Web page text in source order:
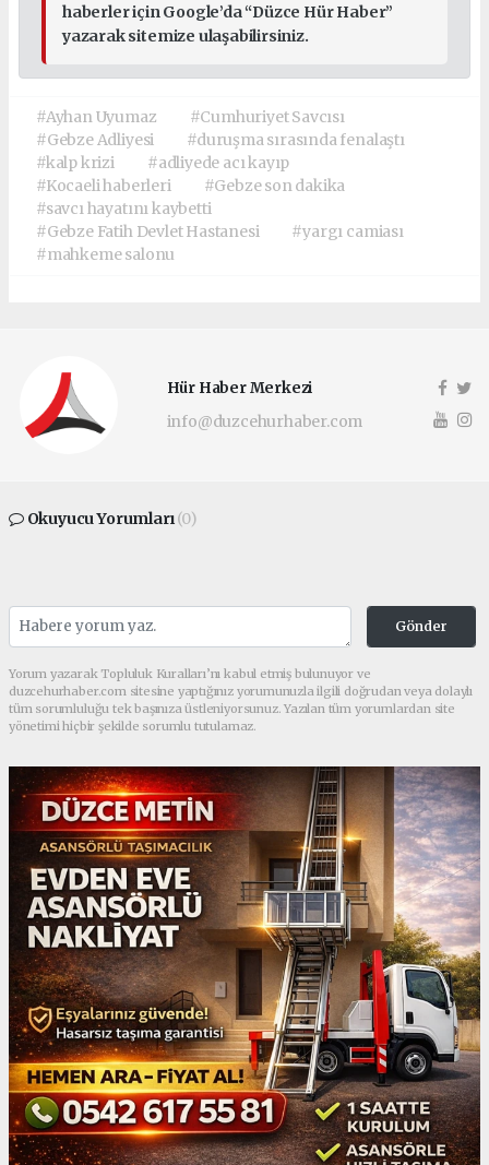
haberler için Google’da “Düzce Hür Haber”
yazarak sitemize ulaşabilirsiniz.
#Ayhan Uyumaz
#Cumhuriyet Savcısı
#Gebze Adliyesi
#duruşma sırasında fenalaştı
#kalp krizi
#adliyede acı kayıp
#Kocaeli haberleri
#Gebze son dakika
#savcı hayatını kaybetti
#Gebze Fatih Devlet Hastanesi
#yargı camiası
#mahkeme salonu
Hür Haber Merkezi
info@duzcehurhaber.com
Okuyucu Yorumları(0)
Gönder
Yorum yazarak Topluluk Kuralları’nı kabul etmiş bulunuyor ve
duzcehurhaber.com sitesine yaptığınız yorumunuzla ilgili doğrudan veya dolaylı
tüm sorumluluğu tek başınıza üstleniyorsunuz. Yazılan tüm yorumlardan site
yönetimi hiçbir şekilde sorumlu tutulamaz.